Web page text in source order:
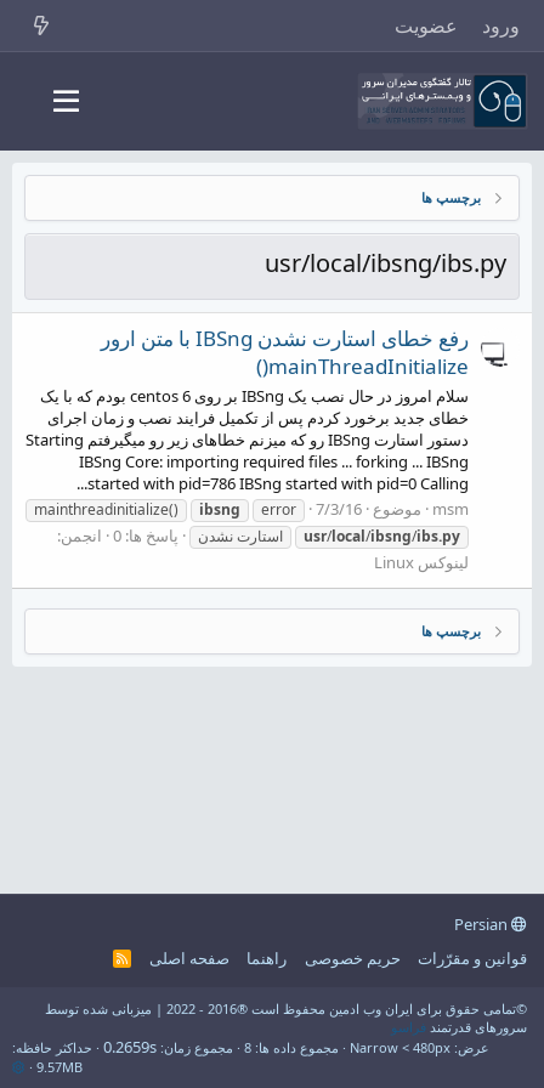
ورود عضویت
برچسپ ها
usr/local/ibsng/ibs.py
رفع خطای استارت نشدن IBSng با متن ارور
mainThreadInitialize()
سلام امروز در حال نصب یک IBSng بر روی centos 6 بودم که با یک
خطای جدید برخورد کردم پس از تکمیل فرایند نصب و زمان اجرای
دستور استارت IBSng رو که میزنم خطاهای زیر رو میگیرفتم Starting
IBSng Core: importing required files ... forking ... IBSng
started with pid=786 IBSng started with pid=0 Calling...
msm
موضوع 7/3/16
error
ibsng
mainthreadinitialize()
usr/local/ibsng/ibs.py استارت نشدن پاسخ ها: 0
انجمن:
لینوکس Linux
برچسپ ها
قوانین و مقرّرات
حریم خصوصی راهنما صفحه اصلی
R
©تمامی حقوق برای ایران وب ادمین محفوظ است ®2016 - 2022 | میزبانی شده توسط
سرورهای قدرتمند فراسو
عرض
مجموع داده ها 8 مجموع زمان 0.2659s
حداکثر حافظه
9.57MB